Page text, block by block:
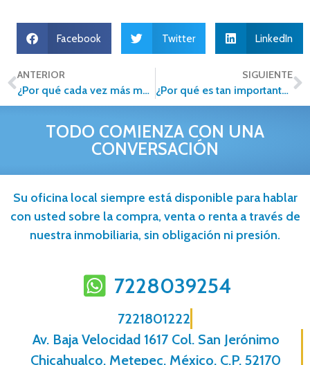
Facebook Twitter LinkedIn
ANTERIOR
¿Por qué cada vez más mexicanos buscan vivienda fuera del centro de las grandes ciudades?
SIGUIENTE
¿Por qué es tan importante valuar correctamente una propiedad antes de venderla?
TODO COMIENZA CON UNA
CONVERSACIÓN
Su oficina local siempre está disponible para hablar
con usted sobre la compra, venta o renta a través de
nuestra inmobiliaria, sin obligación ni presión.
7228039254
7221801222
Av. Baja Velocidad 1617 Col. San Jerónimo
Chicahualco, Metepec, México, C.P. 52170